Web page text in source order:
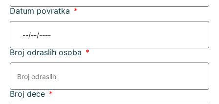
Datum povratka
Broj odraslih osoba
Broj dece